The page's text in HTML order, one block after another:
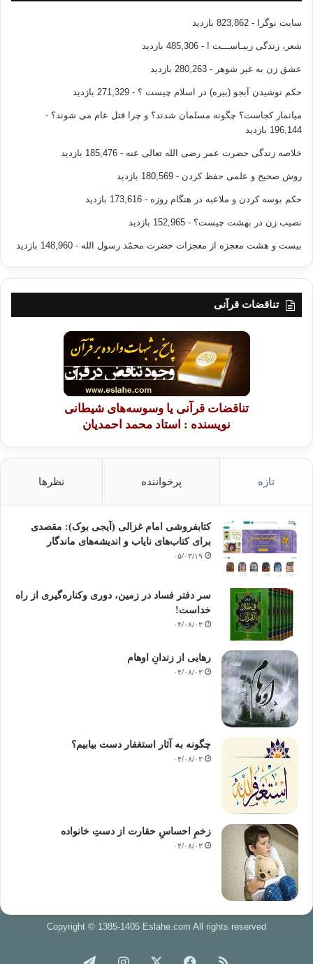
سایت نوگرا - 823,862 بازدید
شعر، زندگی زیبـاســـت ! - 485,306 بازدید
عشق زن به غیر شوهر - 280,263 بازدید
حکم نوشیدن آبجو (بیره) در اسلام چیست ؟ - 271,329 بازدید
میانمار کجاست؟ چگونه مسلمان شدند؟ و چرا قتل عام می شوند؟ -
196,144 بازدید
خلاصه زندگی حضرت عمر رضی الله تعالی عنه - 185,476 بازدید
روش صحیح و علمی حفظ کردن - 180,569 بازدید
حکم بوسه کردن و ملاعبه در هنگام روزه - 173,616 بازدید
نصیب زن در بهشت چیست؟ - 152,965 بازدید
بیست و هشت معجزه از معجزات حضرت محمّد رسول الله - 148,960 بازدید
تناقضات قرآنی
تناقضات قرآنی یا وسوسه‌های شیطانی
نویسنده : استاد محمد احمدیان
تازه پرخواننده نظرها
کتابفروشی امام غزالی (آیجی بوک): مقصدی
برای کتاب‌های نایاب و اندیشه‌های ماندگار
۰۵/۰۳/۱۹
سر دفتر فساد در زمین‌، دوری وکناره‌گیری از راه
خداست‌!
۰۴/۰۸/۰۳
رهایی از زندانِ اوهام
۰۴/۰۸/۰۳
چگونه به آثار استغفار دست بیابیم؟
۰۴/۰۸/۰۳
زخمِ احساسِ حقارت از دستِ خانواده
۰۴/۰۸/۰۳
Copyright © 1385-1405 Eslahe.com All rights reserved